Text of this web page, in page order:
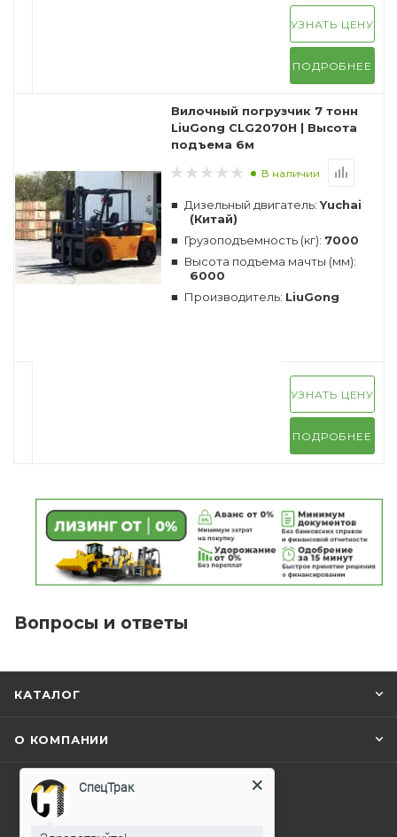
УЗНАТЬ ЦЕНУ
ПОДРОБНЕЕ
Вилочный погрузчик 7 тонн
LiuGong CLG2070H | Высота
подъема 6м
В наличии
Дизельный двигатель:Yuchai
(Китай)
Грузоподъемность (кг): 7000
Высота подъема мачты (мм):
6000
Производитель: LiuGong
УЗНАТЬ ЦЕНУ
ПОДРОБНЕЕ
Вопросы и ответы
КАТАЛОГ
О КОМПАНИИ
СпецТрак